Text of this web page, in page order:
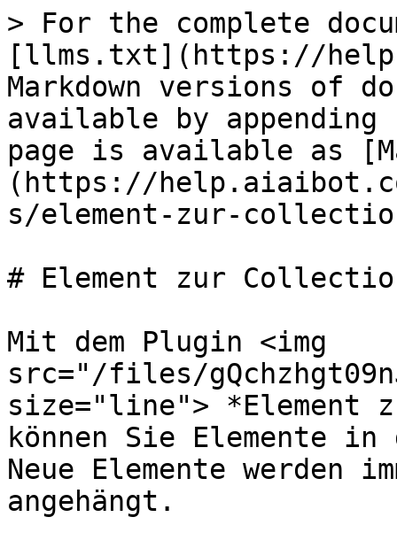
> For the complete
[llms.txt](https://
Markdown versions of
available by
page is available as
(https://
s/element-zur-
# Element zur
Mit dem Plugin <img
src="/files/
size="line"> *Element
können Sie Elemente
Neue Elemente werden
angehängt.